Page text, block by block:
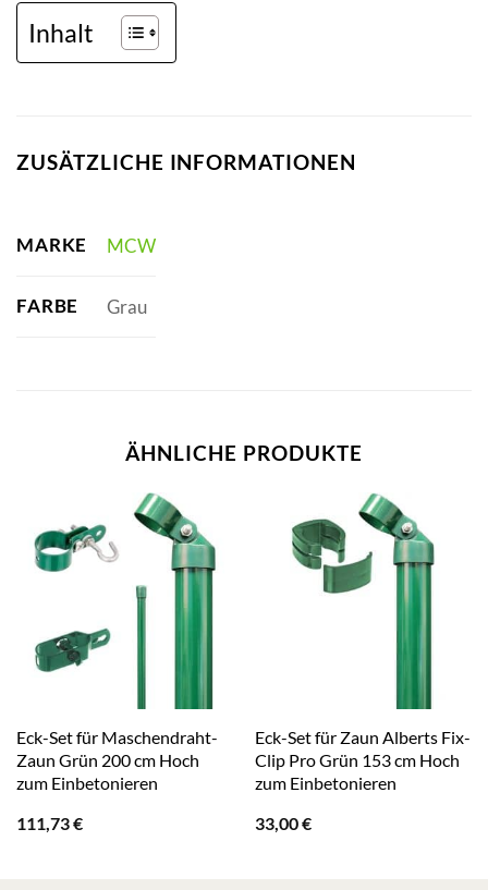
Inhalt
ZUSÄTZLICHE INFORMATIONEN
MARKE MCW
FARBE Grau
ÄHNLICHE PRODUKTE
Eck-Set für Maschendraht-
Zaun Grün 200 cm Hoch
zum Einbetonieren
111,73€
Eck-Set für Zaun Alberts Fix-
Clip Pro Grün 153 cm Hoch
zum Einbetonieren
33,00€